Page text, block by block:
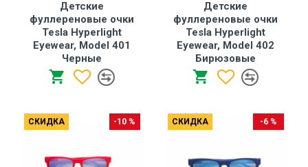
Детские
фуллереновые очки
Tesla Hyperlight
Eyewear, Model 401
Черные
Детские
фуллереновые очки
Tesla Hyperlight
Eyewear, Model 402
Бирюзовые
СКИДКА -10 % СКИДКА -6 %